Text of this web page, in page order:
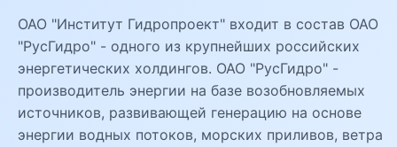
ОАО "Институт Гидропроект" входит в состав ОАО
"РусГидро" - одного из крупнейших российских
энергетических холдингов. ОАО "РусГидро" -
производитель энергии на базе возобновляемых
источников, развивающей генерацию на основе
энергии водных потоков, морских приливов, ветра